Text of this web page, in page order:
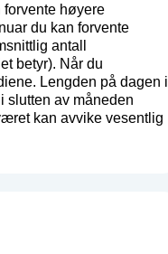
høyere
du kan forvente
antall
betyr). Når du
Lengden på dagen i
slutten av måneden
kan avvike vesentlig